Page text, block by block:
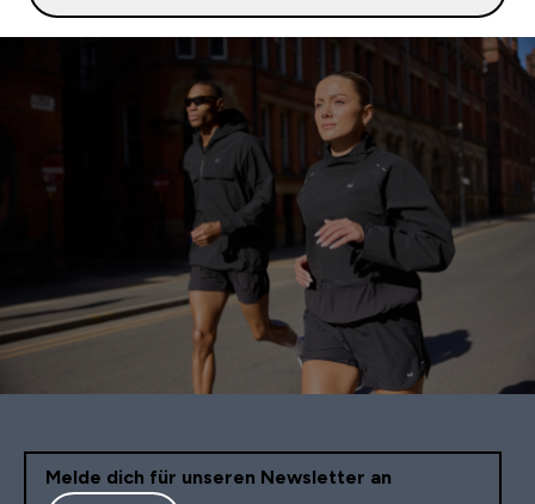
Melde dich für unseren Newsletter an